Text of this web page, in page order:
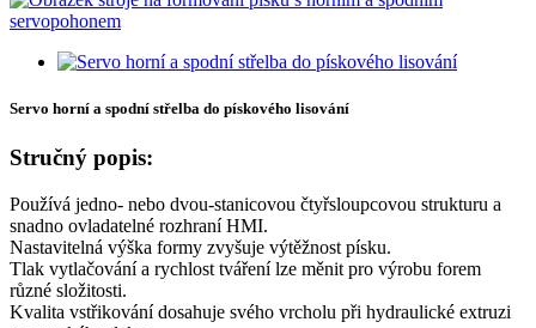
Servo horní a spodní střelba do pískového lisování
Stručný popis:
Používá jedno- nebo dvou-stanicovou čtyřsloupcovou strukturu a
snadno ovladatelné rozhraní HMI.
Nastavitelná výška formy zvyšuje výtěžnost písku.
Tlak vytlačování a rychlost tváření lze měnit pro výrobu forem
různé složitosti.
Kvalita vstřikování dosahuje svého vrcholu při hydraulické extruzi